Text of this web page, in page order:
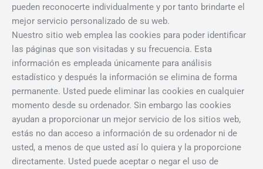
pueden reconocerte individualmente y por tanto brindarte el
mejor servicio personalizado de su web.
Nuestro sitio web emplea las cookies para poder identificar
las páginas que son visitadas y su frecuencia. Esta
información es empleada únicamente para análisis
estadístico y después la información se elimina de forma
permanente. Usted puede eliminar las cookies en cualquier
momento desde su ordenador. Sin embargo las cookies
ayudan a proporcionar un mejor servicio de los sitios web,
estás no dan acceso a información de su ordenador ni de
usted, a menos de que usted así lo quiera y la proporcione
directamente. Usted puede aceptar o negar el uso de